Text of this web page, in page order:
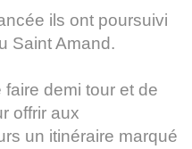
ils ont poursuivi
Saint Amand.
demi tour et de
offrir aux
un itinéraire marqué